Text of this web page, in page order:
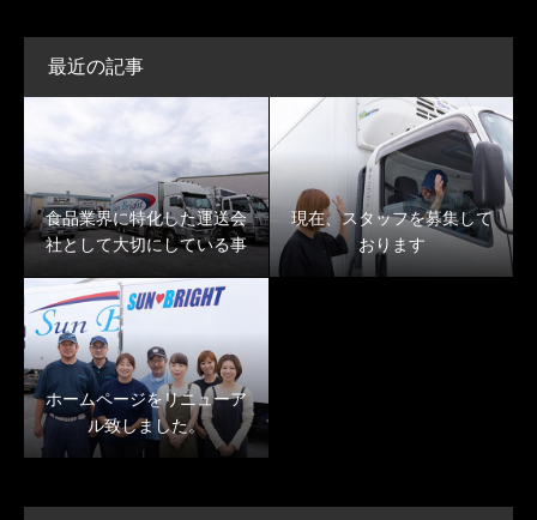
最近の記事
食品業界に特化した運送会
社として大切にしている事
現在、スタッフを募集して
おります
ホームページをリニューア
ル致しました。